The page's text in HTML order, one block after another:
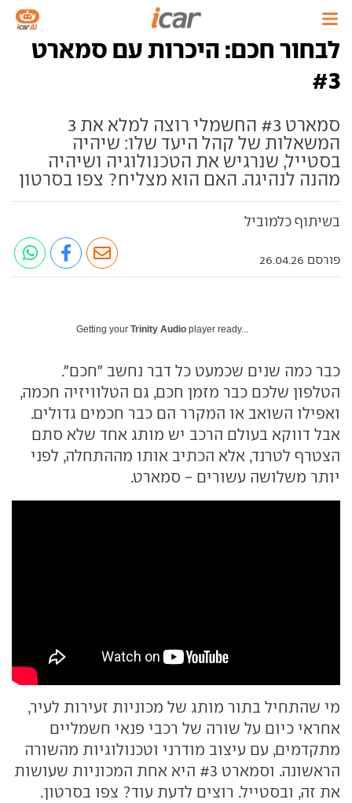
לבחור חכם: היכרות עם סמארט
#3
סמארט #3 החשמלי רוצה למלא את 3
המשאלות של קהל היעד שלו: שיהיה
בסטייל, שנרגיש את הטכנולוגיה ושיהיה
מהנה לנהיגה. האם הוא מצליח? צפו בסרטון
בשיתוף כלמוביל
פורסם 26.04.26
Getting your Trinity Audio player ready...
כבר כמה שנים שכמעט כל דבר נחשב "חכם".
הטלפון שלכם כבר מזמן חכם, גם הטלוויזיה חכמה,
ואפילו השואב או המקרר הם כבר חכמים גדולים.
אבל דווקא בעולם הרכב יש מותג אחד שלא סתם
הצטרף לטרנד, אלא הכתיב אותו מההתחלה, לפני
יותר משלושה עשורים - סמארט.
מי שהתחיל בתור מותג של מכוניות זעירות לעיר,
אחראי כיום על שורה של רכבי פנאי חשמליים
מתקדמים, עם עיצוב מודרני וטכנולוגיות מהשורה
הראשונה. וסמארט #3 היא אחת המכוניות שעושות
את זה, ובסטייל. רוצים לדעת עוד? צפו בסרטון.